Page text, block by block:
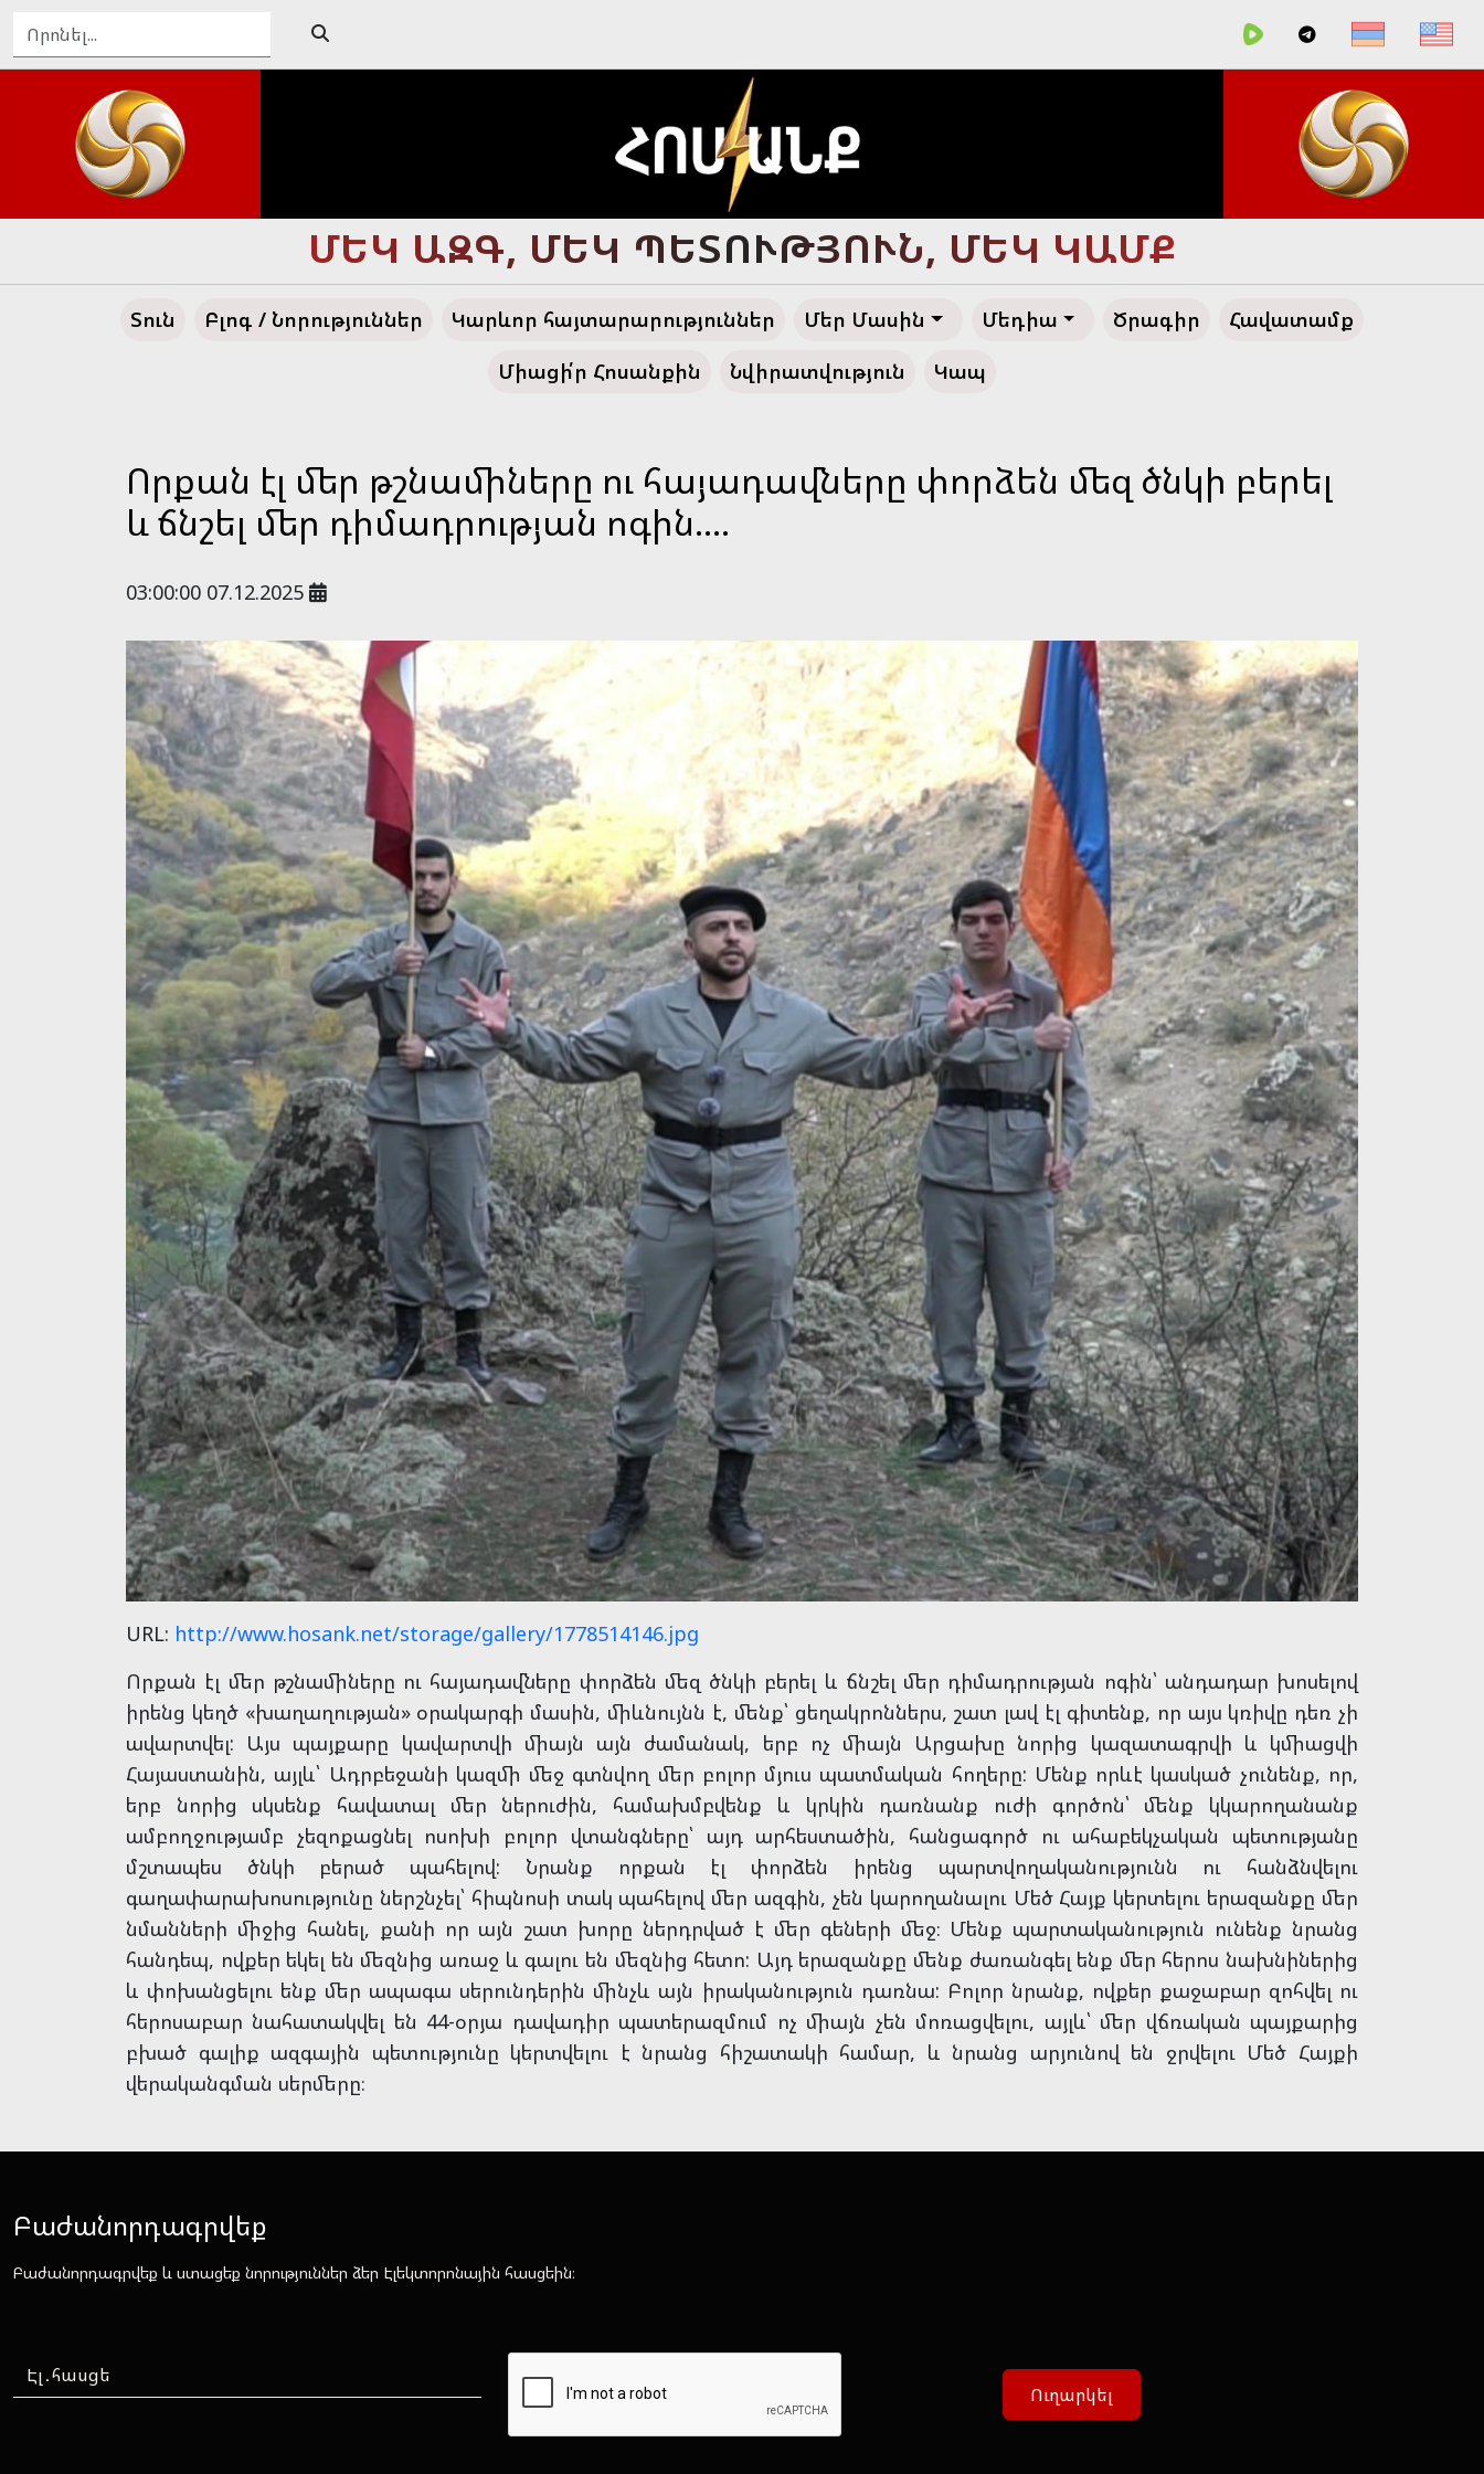
ԴԵՊԻ՛ ՄԵԾ ՀԱՅՔ, ԴԵՊԻ՛ ՓԱՌԱՀԵՂ ԱՊԱԳԱ
Տուն Բլոգ / Նորություններ Կարևոր հայտարարություններ Մեր Մասին Մեդիա Ծրագիր
Հավատամք
Միացի՛ր Հոսանքին
Նվիրատվություն Կապ
Որքան էլ մեր թշնամիները ու հայադավները փորձեն մեզ ծնկի բերել
և ճնշել մեր դիմադրության ոգին....
03:00:00 07.12.2025
URL: http://www.hosank.net/storage/gallery/1778514146.jpg
Որքան էլ մեր թշնամիները ու հայադավները փորձեն մեզ ծնկի բերել և ճնշել մեր դիմադրության ոգին՝ անդադար խոսելով
իրենց կեղծ «խաղաղության» օրակարգի մասին, միևնույնն է, մենք՝ ցեղակրոններս, շատ լավ էլ գիտենք, որ այս կռիվը դեռ չի
ավարտվել: Այս պայքարը կավարտվի միայն այն ժամանակ, երբ ոչ միայն Արցախը նորից կազատագրվի և կմիացվի
Հայաստանին, այլև՝ Ադրբեջանի կազմի մեջ գտնվող մեր բոլոր մյուս պատմական հողերը: Մենք որևէ կասկած չունենք, որ,
երբ նորից սկսենք հավատալ մեր ներուժին, համախմբվենք և կրկին դառնանք ուժի գործոն՝ մենք կկարողանանք
ամբողջությամբ չեզոքացնել ոսոխի բոլոր վտանգները՝ այդ արհեստածին, հանցագործ ու ահաբեկչական պետությանը
մշտապես ծնկի բերած պահելով: Նրանք որքան էլ փորձեն իրենց պարտվողականությունն ու հանձնվելու
գաղափարախոսությունը ներշնչել՝ հիպնոսի տակ պահելով մեր ազգին, չեն կարողանալու Մեծ Հայք կերտելու երազանքը մեր
նմանների միջից հանել, քանի որ այն շատ խորը ներդրված է մեր գեների մեջ։ Մենք պարտականություն ունենք նրանց
հանդեպ, ովքեր եկել են մեզնից առաջ և գալու են մեզնից հետո: Այդ երազանքը մենք ժառանգել ենք մեր հերոս նախնիներից
և փոխանցելու ենք մեր ապագա սերունդերին մինչև այն իրականություն դառնա: Բոլոր նրանք, ովքեր քաջաբար զոհվել ու
հերոսաբար նահատակվել են 44-օրյա դավադիր պատերազմում ոչ միայն չեն մոռացվելու, այլև՝ մեր վճռական պայքարից
բխած գալիք ազգային պետությունը կերտվելու է նրանց հիշատակի համար, և նրանց արյունով են ջրվելու Մեծ Հայքի
վերականգման սերմերը։
Բաժանորդագրվեք
Բաժանորդագրվեք և ստացեք նորություններ ձեր Էլեկտորոնային հասցեին։
Ուղարկել